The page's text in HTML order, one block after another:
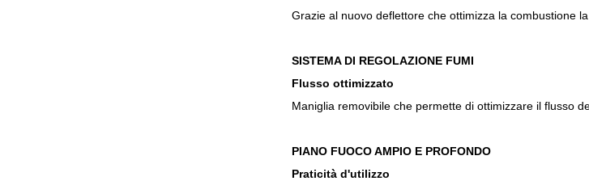
Grazie al nuovo deflettore che ottimizza la combustione
SISTEMA DI REGOLAZIONE FUMI
Flusso ottimizzato
Maniglia removibile che permette di ottimizzare il flusso
PIANO FUOCO AMPIO E PROFONDO
Praticità d'utilizzo